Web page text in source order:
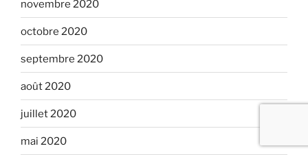
novembre 2020
octobre 2020
septembre 2020
août 2020
juillet 2020
mai 2020